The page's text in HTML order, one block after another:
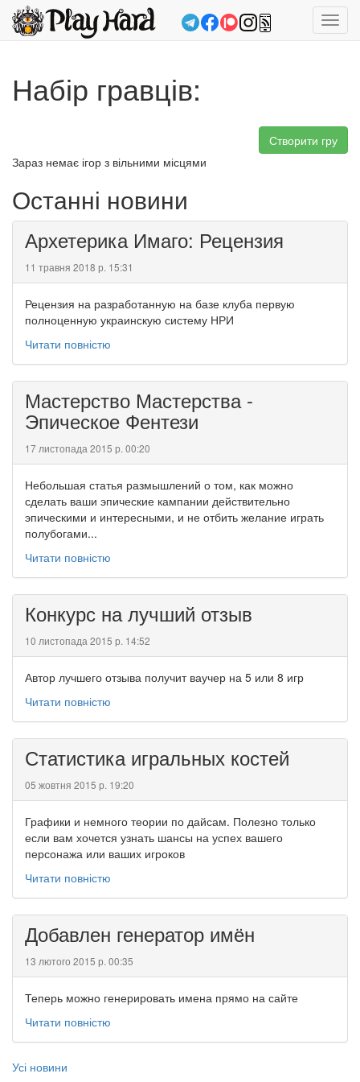
Набір гравців:
Створити гру
Зараз немає ігор з вільними місцями
Останні новини
Архетерика Имаго: Рецензия
11 травня 2018 р. 15:31
Рецензия на разработанную на базе клуба первую
полноценную украинскую систему НРИ
Читати повністю
Мастерство Мастерства -
Эпическое Фентези
17 листопада 2015 р. 00:20
Небольшая статья размышлений о том, как можно
сделать ваши эпические кампании действительно
эпическими и интересными, и не отбить желание играть
полубогами...
Читати повністю
Конкурс на лучший отзыв
10 листопада 2015 р. 14:52
Автор лучшего отзыва получит ваучер на 5 или 8 игр
Читати повністю
Статистика игральных костей
05 жовтня 2015 р. 19:20
Графики и немного теории по дайсам. Полезно только
если вам хочется узнать шансы на успех вашего
персонажа или ваших игроков
Читати повністю
Добавлен генератор имён
13 лютого 2015 р. 00:35
Теперь можно генерировать имена прямо на сайте
Читати повністю
Усі новини